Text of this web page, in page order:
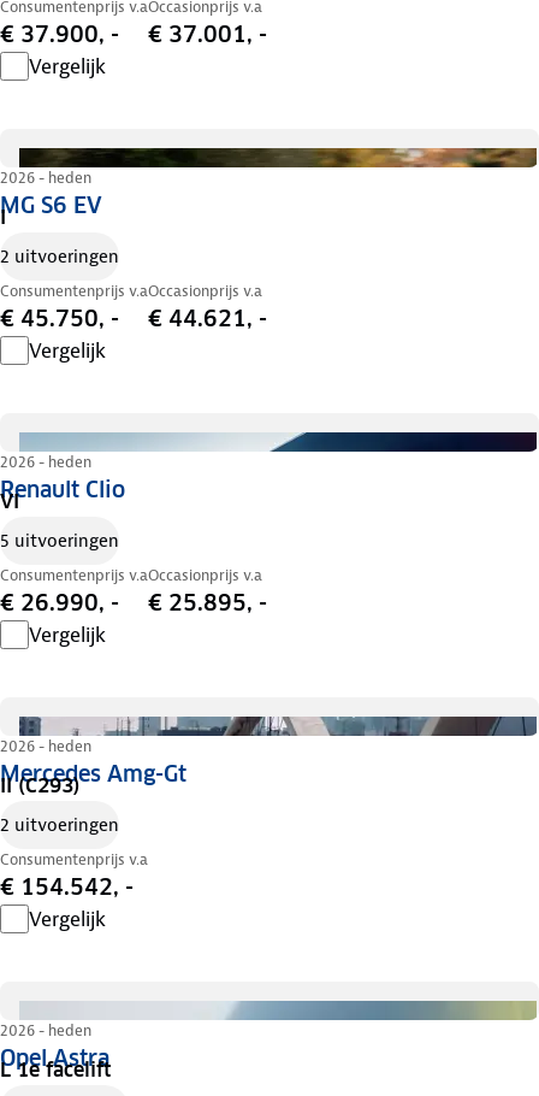
Consumentenprijs v.a
€ 37.900, -
Occasionprijs v.a
€ 37.001, -
Vergelijk
MG S6 EV
2026 - heden
I
2 uitvoeringen
Consumentenprijs v.a
€ 45.750, -
Occasionprijs v.a
€ 44.621, -
Vergelijk
Renault Clio
2026 - heden
VI
5 uitvoeringen
Consumentenprijs v.a
€ 26.990, -
Occasionprijs v.a
€ 25.895, -
Vergelijk
Mercedes Amg-Gt
2026 - heden
II (C293)
2 uitvoeringen
Consumentenprijs v.a
€ 154.542, -
Vergelijk
Opel Astra
2026 - heden
L 1e facelift